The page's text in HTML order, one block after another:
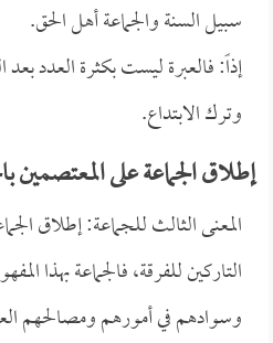
سبيل السنة والجماعة أهل الحق.
إذاً: فالعبرة ليست بكثرة العدد بعد
وترك الابتداع.
إطلاق الجماعة على المعتصمين
المعنى الثالث للجماعة: إطلاق
التاركين للفرقة، فالجماعة بهذا
وسوادهم في أمورهم ومصالحهم